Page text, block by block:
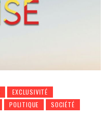
EXCLUSIVITÉ
POLITIQUE
SOCIÉTÉ